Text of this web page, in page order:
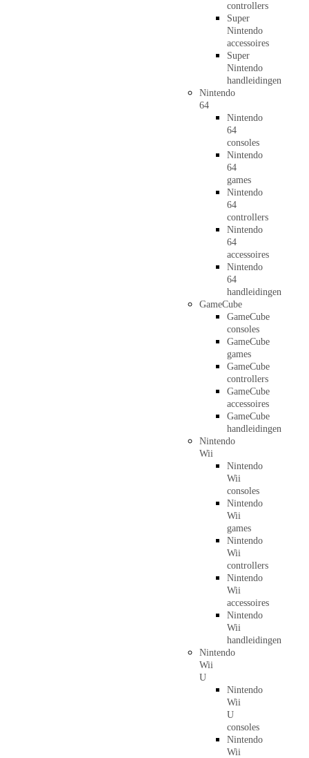
controllers
Super
Nintendo
accessoires
Super
Nintendo
handleidingen
Nintendo
64
Nintendo
64
consoles
Nintendo
64
games
Nintendo
64
controllers
Nintendo
64
accessoires
Nintendo
64
handleidingen
GameCube
GameCube
consoles
GameCube
games
GameCube
controllers
GameCube
accessoires
GameCube
handleidingen
Nintendo
Wii
Nintendo
Wii
consoles
Nintendo
Wii
games
Nintendo
Wii
controllers
Nintendo
Wii
accessoires
Nintendo
Wii
handleidingen
Nintendo
Wii
U
Nintendo
Wii
U
consoles
Nintendo
Wii